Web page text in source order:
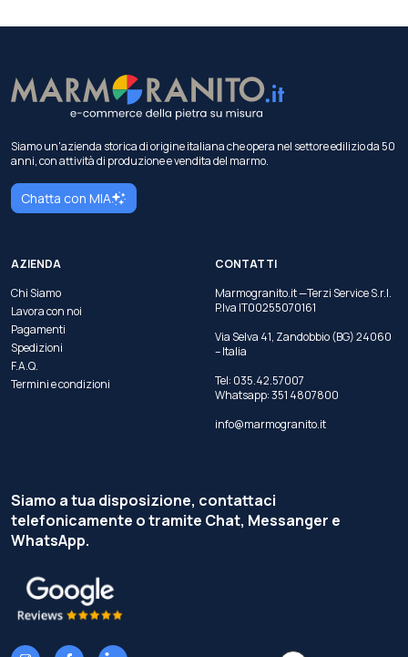
Siamo un'azienda storica di origine italiana che opera nel settore edilizio da 50
anni, con attività di produzione e vendita del marmo.
Chatta con MIA
AZIENDA
Chi Siamo
Lavora con noi
Pagamenti
Spedizioni
F.A.Q.
Termini e condizioni
CONTATTI
Marmogranito.it —Terzi Service S.r.l.
P.Iva IT00255070161
Via Selva 41, Zandobbio (BG) 24060
– Italia
Tel: 035.42.57007
Whatsapp:351 4807800
info@marmogranito.it
Siamo a tua disposizione, contattaci
telefonicamente o tramite Chat, Messanger e
WhatsApp.